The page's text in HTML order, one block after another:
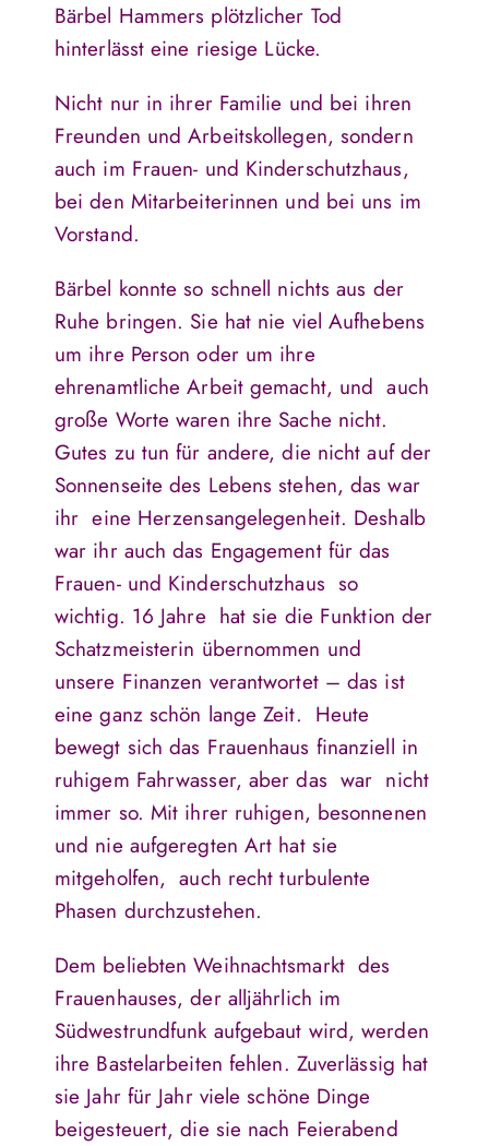
Bärbel Hammers plötzlicher Tod
hinterlässt eine riesige Lücke.
Nicht nur in ihrer Familie und bei ihren
Freunden und Arbeitskollegen, sondern
auch im Frauen- und Kinderschutzhaus,
bei den Mitarbeiterinnen und bei uns im
Vorstand.
Bärbel konnte so schnell nichts aus der
Ruhe bringen. Sie hat nie viel Aufhebens
um ihre Person oder um ihre
ehrenamtliche Arbeit gemacht, und auch
große Worte waren ihre Sache nicht.
Gutes zu tun für andere, die nicht auf der
Sonnenseite des Lebens stehen, das war
ihr eine Herzensangelegenheit. Deshalb
war ihr auch das Engagement für das
Frauen- und Kinderschutzhaus so
wichtig. 16 Jahre hat sie die Funktion der
Schatzmeisterin übernommen und
unsere Finanzen verantwortet – das ist
eine ganz schön lange Zeit. Heute
bewegt sich das Frauenhaus finanziell in
ruhigem Fahrwasser, aber das war nicht
immer so. Mit ihrer ruhigen, besonnenen
und nie aufgeregten Art hat sie
mitgeholfen, auch recht turbulente
Phasen durchzustehen.
Dem beliebten Weihnachtsmarkt des
Frauenhauses, der alljährlich im
Südwestrundfunk aufgebaut wird, werden
ihre Bastelarbeiten fehlen. Zuverlässig hat
sie Jahr für Jahr viele schöne Dinge
beigesteuert, die sie nach Feierabend